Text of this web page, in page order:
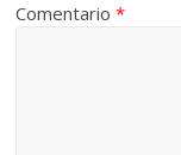
Comentario*